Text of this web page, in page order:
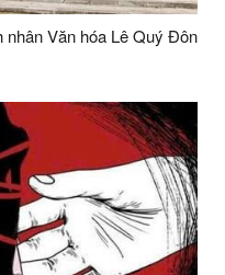
nhân Văn hóa Lê Quý Đôn